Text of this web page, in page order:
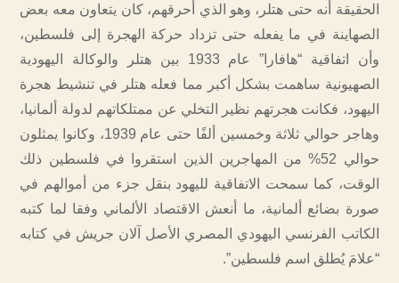
الحقيقة أنه حتى هتلر، وهو الذي أحرقهم، كان يتعاون معه بعض
الصهاينة في ما يفعله حتى تزداد حركة الهجرة إلى فلسطين،
وأن اتفاقية “هافارا” عام 1933 بين هتلر والوكالة اليهودية
الصهيونية ساهمت بشكل أكبر مما فعله هتلر في تنشيط هجرة
اليهود، فكانت هجرتهم نظير التخلي عن ممتلكاتهم لدولة ألمانيا،
وهاجر حوالي ثلاثة وخمسين ألفًا حتى عام 1939، وكانوا يمثلون
حوالي 52% من المهاجرين الذين استقروا في فلسطين ذلك
الوقت، كما سمحت الاتفاقية لليهود بنقل جزء من أموالهم في
صورة بضائع ألمانية، ما أنعش الاقتصاد الألماني وفقا لما كتبه
الكاتب الفرنسي اليهودي المصري الأصل آلان جريش في كتابه
“علامَ يُطلق اسم فلسطين”.